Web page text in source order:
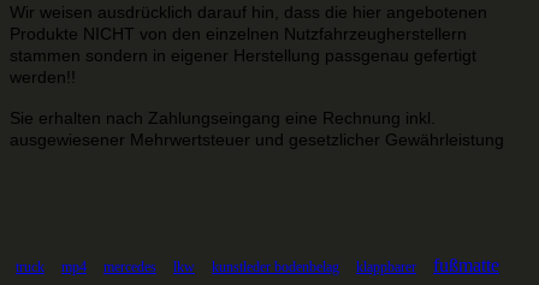
Wir weisen ausdrücklich darauf hin, dass die hier angebotenen
Produkte NICHT von den einzelnen Nutzfahrzeugherstellern
stammen sondern in eigener Herstellung passgenau gefertigt
werden!!
Sie erhalten nach Zahlungseingang eine Rechnung inkl.
ausgewiesener Mehrwertsteuer und gesetzlicher Gewährleistung
truck mp4 mercedes lkw kunstleder bodenbelag klappbarer fußmatte